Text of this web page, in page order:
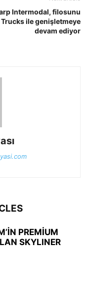
Intermodal, filosunu
Trucks ile genişletmeye
devam ediyor
PREMİUM
SKYLINER